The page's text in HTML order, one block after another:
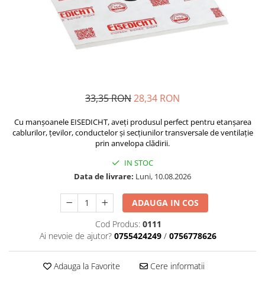
Plasă Termoizolație
Plasă Tencuieli și Șape
Barieră de Vapori
Etanșare Străpungeri
Vată Bazaltică
Polistiren Expandat & Extrudat
Accesorii Finisaje
Uși de Vizitare
33,35 RON28,34 RON
Cu manșoanele EISEDICHT, aveți produsul perfect pentru etanșarea
cablurilor, țevilor, conductelor și secțiunilor transversale de ventilație
prin anvelopa clădirii.
IN STOC
Data de livrare: Luni, 10.08.2026
ADAUGA IN COS
Cod Produs: 0111
Ai nevoie de ajutor? 0755424249 / 0756778626
Adauga la Favorite Cere informatii